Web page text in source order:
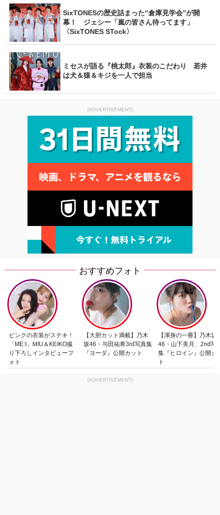
SixTONESの歴史詰まった“倉庫見学会”が開
幕！ ジェシー「嵐の皆さん待ってます」
〈SixTONES STock〉
ミセスが語る『桃太郎』衣装のこだわり 若井
は犬＆猿＆キジを一人で担当
[ADVERTISEMENT]
おすすめフォト
ピンクの衣装がステキ！
「ME:I」MIU＆KEIKO撮
り下ろしインタビューフ
ォト
【大胆カット満載】乃木
坂46・与田祐希3rd写真集
『ヨーダ』公開カット
【渾身の一冊】乃木坂
46・山下美月、2nd写
集『ヒロイン』公開カ
ト
[ADVERTISEMENT]